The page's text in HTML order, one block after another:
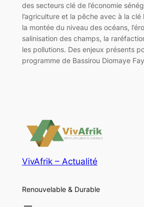
des secteurs clé de l’économie
l’agriculture et la pêche avec à la
la montée du niveau des océans,
salinisation des champs, la
les pollutions. Des enjeux présents
programme de Bassirou Diomaye
VivAfrik – Actualité
Renouvelable & Durable